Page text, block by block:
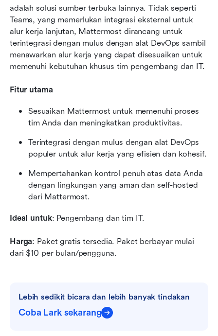
adalah solusi sumber terbuka lainnya. Tidak seperti
Teams, yang memerlukan integrasi eksternal untuk
alur kerja lanjutan, Mattermost dirancang untuk
terintegrasi dengan mulus dengan alat DevOps sambil
menawarkan alur kerja yang dapat disesuaikan untuk
memenuhi kebutuhan khusus tim pengembang dan IT.
Fitur utama
Sesuaikan Mattermost untuk memenuhi proses
tim Anda dan meningkatkan produktivitas.
Terintegrasi dengan mulus dengan alat DevOps
populer untuk alur kerja yang efisien dan kohesif.
Mempertahankan kontrol penuh atas data Anda
dengan lingkungan yang aman dan self-hosted
dari Mattermost.
Ideal untuk: Pengembang dan tim IT.
Harga: Paket gratis tersedia. Paket berbayar mulai
dari $10 per bulan/pengguna.
Lebih sedikit bicara dan lebih banyak tindakan
Coba Lark sekarang